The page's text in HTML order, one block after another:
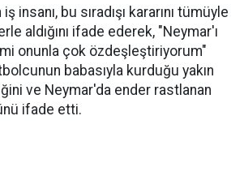
insanı, bu sıradışı kararını tümüyle
aldığını ifade ederek, "Neymar'ı
onunla çok özdeşleştiriyorum"
babasıyla kurduğu yakın
ve Neymar'da ender rastlanan
ifade etti.